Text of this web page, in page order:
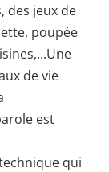
des jeux de
poupée
de vie
est
qui